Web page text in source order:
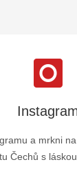
a mrkni
Čechů s